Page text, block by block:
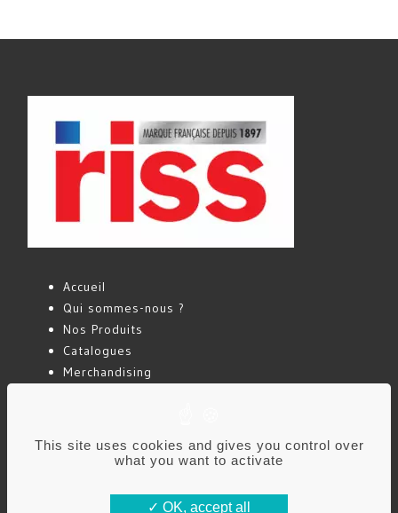
Accueil
Qui sommes-nous ?
Nos Produits
Catalogues
Merchandising
Politique de confidentialité
This site uses cookies and gives you control over
what you want to activate
OK, accept all